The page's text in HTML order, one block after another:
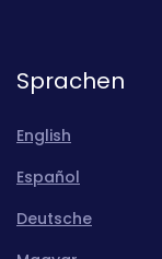
Sprachen
English
Español
Deutsche